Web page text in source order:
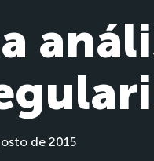
de 2015